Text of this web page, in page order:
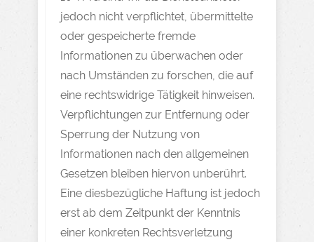
jedoch nicht verpflichtet, übermittelte
oder gespeicherte fremde
Informationen zu überwachen oder
nach Umständen zu forschen, die auf
eine rechtswidrige Tätigkeit hinweisen.
Verpflichtungen zur Entfernung oder
Sperrung der Nutzung von
Informationen nach den allgemeinen
Gesetzen bleiben hiervon unberührt.
Eine diesbezügliche Haftung ist jedoch
erst ab dem Zeitpunkt der Kenntnis
einer konkreten Rechtsverletzung